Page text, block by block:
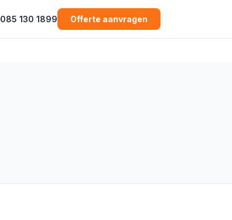
085 130 1899 Offerte aanvragen